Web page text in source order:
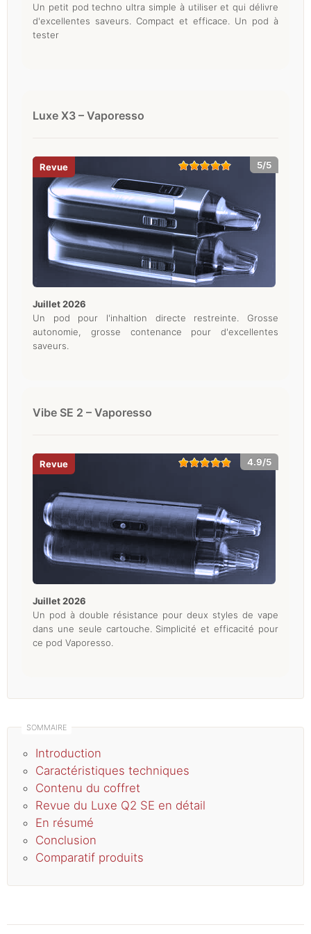
Un petit pod techno ultra simple à utiliser et qui délivre
d'excellentes saveurs. Compact et efficace. Un pod à
tester
Luxe X3 – Vaporesso
5/5
juillet 2026
Un pod pour l'inhaltion directe restreinte. Grosse
autonomie, grosse contenance pour d'excellentes
saveurs.
Vibe SE 2 – Vaporesso
4.9/5
juillet 2026
Un pod à double résistance pour deux styles de vape
dans une seule cartouche. Simplicité et efficacité pour
ce pod Vaporesso.
Introduction
Caractéristiques techniques
Contenu du coffret
Revue du Luxe Q2 SE en détail
En résumé
Conclusion
Comparatif produits